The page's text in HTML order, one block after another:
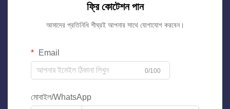
ফ্রি কোটেশন পান
আমাদের প্রতিনিধি শীঘ্রই আপনার সাথে যোগাযোগ করবেন।
Email
0/100
মোবাইল/WhatsApp